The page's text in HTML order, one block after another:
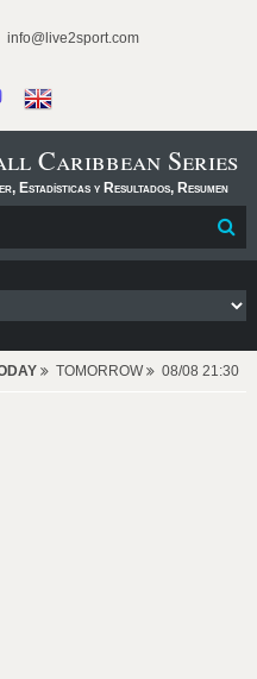
info@live2sport.com
Caribbean Series
Estadísticas y Resultados, Resumen
TOMORROW 08/08 21:30